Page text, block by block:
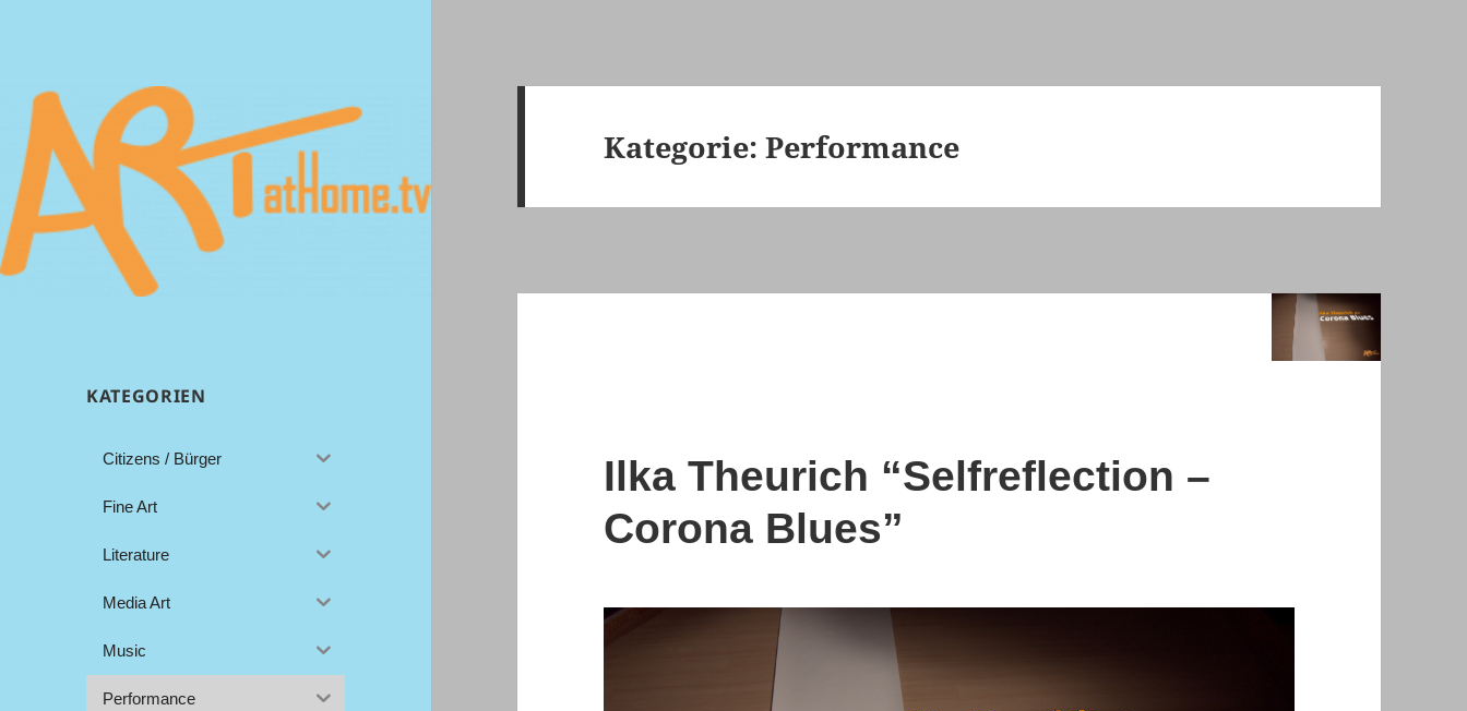
KATEGORIEN
Citizens / Bürger
Fine Art
Literature
Media Art
Music
Performance
Kategorie:Performance
Ilka Theurich “Selfreflection –
Corona Blues”